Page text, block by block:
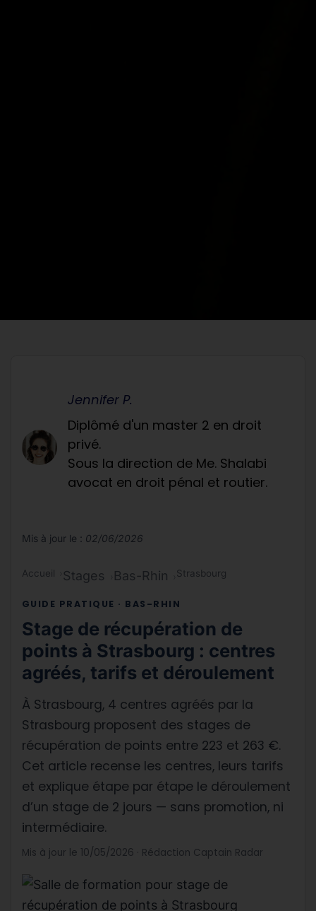
Jennifer P.
Diplômé d'un master 2 en droit
privé.
Sous la direction de Me. Shalabi
avocat en droit pénal et routier.
Mis à jour le : 02/06/2026
Accueil Stages Bas-Rhin Strasbourg
GUIDE PRATIQUE · BAS-RHIN
Stage de récupération de
points à Strasbourg : centres
agréés, tarifs et déroulement
À Strasbourg, 4 centres agréés par la
Strasbourg proposent des stages de
récupération de points entre 223 et 263 €.
Cet article recense les centres, leurs tarifs
et explique étape par étape le déroulement
d’un stage de 2 jours — sans promotion, ni
intermédiaire.
Mis à jour le 10/05/2026 · Rédaction Captain Radar